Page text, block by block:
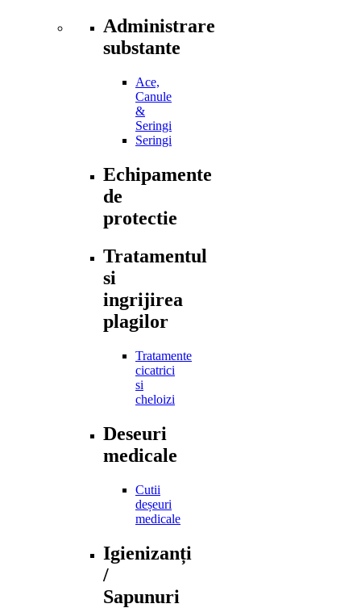
Administrare
substante
Ace,
Canule
&
Seringi
Seringi
Echipamente
de
protectie
Tratamentul
si
ingrijirea
plagilor
Tratamente
cicatrici
si
cheloizi
Deseuri
medicale
Cutii
deșeuri
medicale
Igienizanți
/
Sapunuri